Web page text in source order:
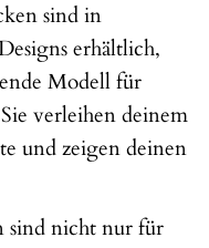
sind in
erhältlich,
Modell für
verleihen deinem
und zeigen deinen
sind nicht nur für